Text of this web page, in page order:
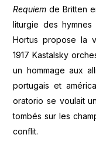
Requiem de Britten
liturgie des
Hortus propose la
1917 Kastalsky
un hommage aux
portugais et
oratorio se voulait
tombés sur les
conflit.